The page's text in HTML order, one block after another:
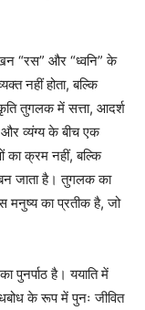
“रस” और “ध्वनि” के
नहीं होता, बल्कि
तुगलक में सत्ता, आदर्श
और व्यंग्य के बीच एक
क्रम नहीं, बल्कि
जाता है। तुगलक का
मनुष्य का प्रतीक है, जो
पुनर्पाठ है। ययाति में
के रूप में पुनः जीवित